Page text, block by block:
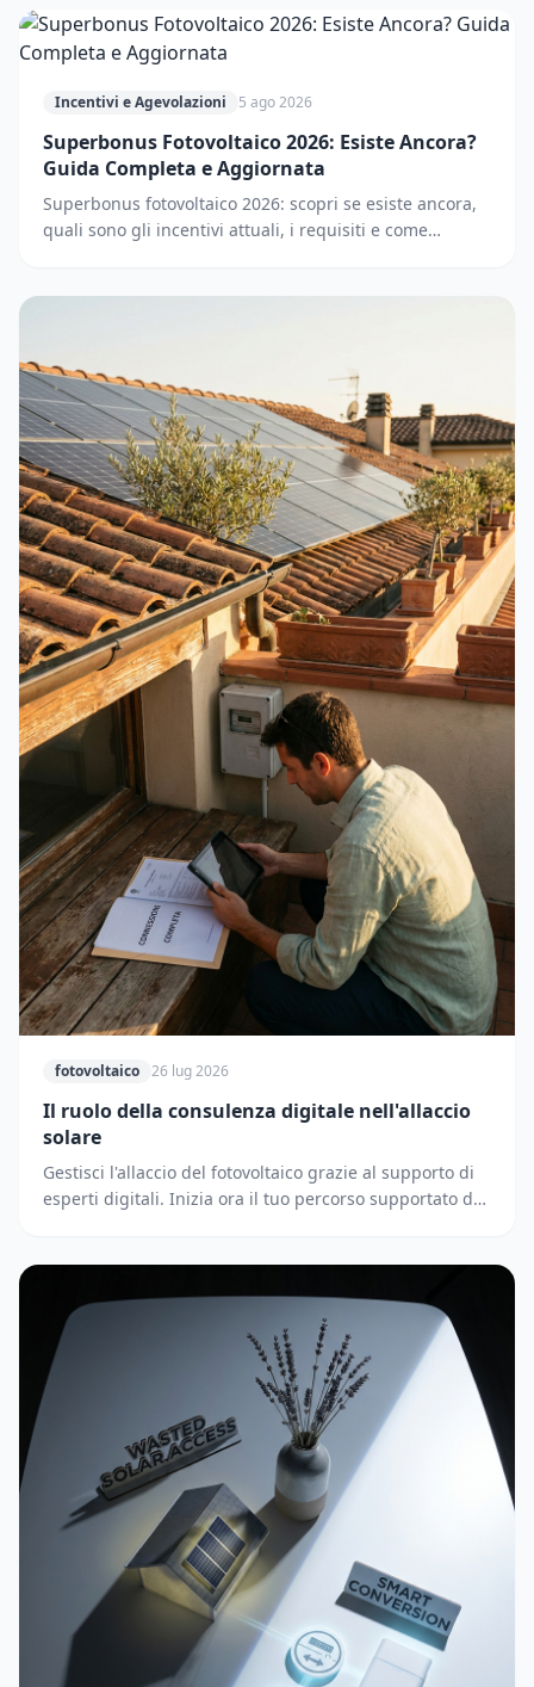
Incentivi e Agevolazioni 5 ago 2026
Superbonus Fotovoltaico 2026: Esiste Ancora?
Guida Completa e Aggiornata
Superbonus fotovoltaico 2026: scopri se esiste ancora,
quali sono gli incentivi attuali, i requisiti e come
fotovoltaico 26 lug 2026
Il ruolo della consulenza digitale nell'allaccio
solare
Gestisci l'allaccio del fotovoltaico grazie al supporto di
esperti digitali. Inizia ora il tuo percorso supportato dai